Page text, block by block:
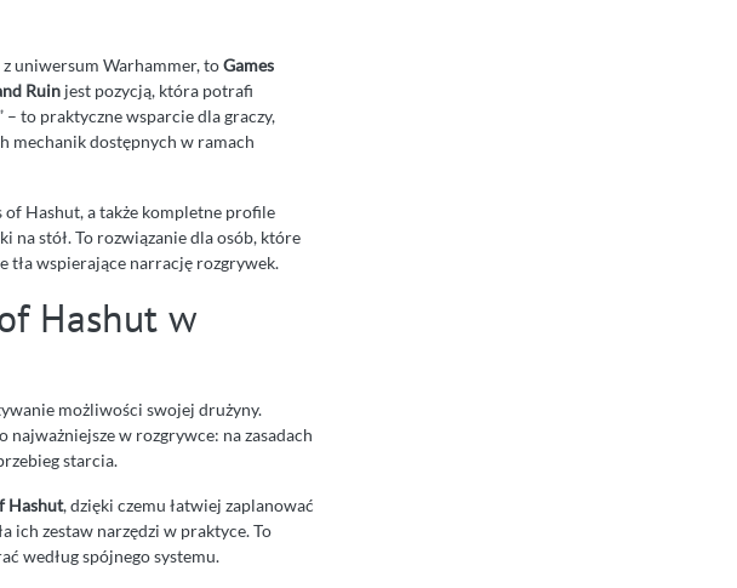
uniwersum Warhammer, toGames
Ruin jest pozycją, która potrafi
– to praktyczne wsparcie dla graczy,
mechanik dostępnych w ramach
of Hashut, a także kompletne profile
na stół. To rozwiązanie dla osób, które
tła wspierające narrację rozgrywek.
Hashut w
możliwości swojej drużyny.
najważniejsze w rozgrywce: na zasadach
starcia.
Hashut, dzięki czemu łatwiej zaplanować
ich zestaw narzędzi w praktyce. To
według spójnego systemu.